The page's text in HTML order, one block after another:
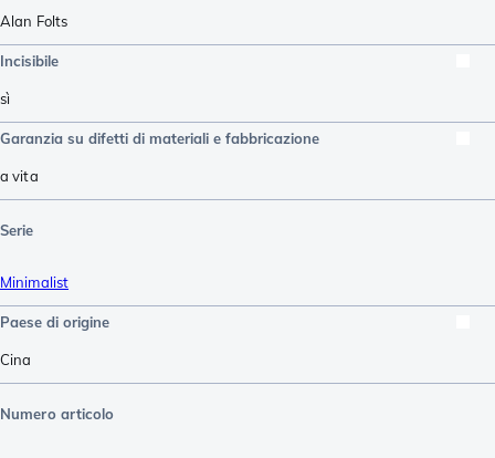
Alan Folts
Incisibile
sì
Garanzia su difetti di materiali e fabbricazione
a vita
Serie
Minimalist
Paese di origine
Cina
Numero articolo